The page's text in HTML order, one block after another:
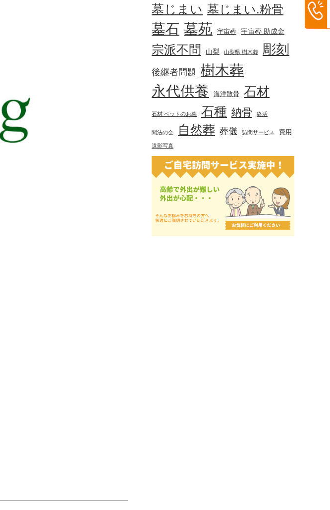
墓じまい 墓じまい.粉骨
墓石 墓苑 宇宙葬 宇宙葬 助成金
宗派不問 山梨 山梨県 樹木葬 彫刻
後継者問題 樹木葬
永代供養 海洋散骨 石材
石材 ペットのお墓 石種 納骨 終活
聞法の会 自然葬 葬儀 訪問サービス 費用
遺影写真